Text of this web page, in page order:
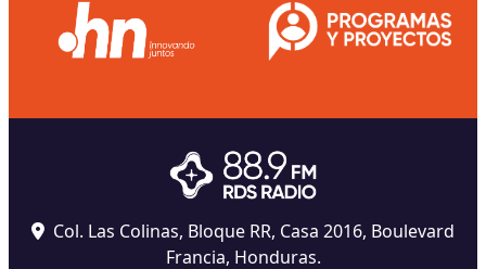
Col. Las Colinas, Bloque RR, Casa 2016, Boulevard
Francia, Honduras.